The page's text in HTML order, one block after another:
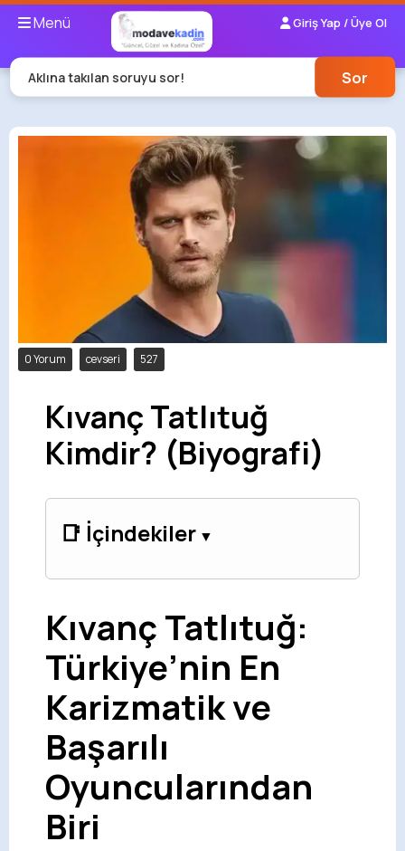
Menü Giriş Yap / Üye Ol
Aklına takılan soruyu sor! Sor
0 Yorum cevseri 527
Kıvanç Tatlıtuğ
Kimdir? (Biyografi)
📑 İçindekiler
Kıvanç Tatlıtuğ:
Türkiye’nin En
Karizmatik ve
Başarılı
Oyuncularından
Biri